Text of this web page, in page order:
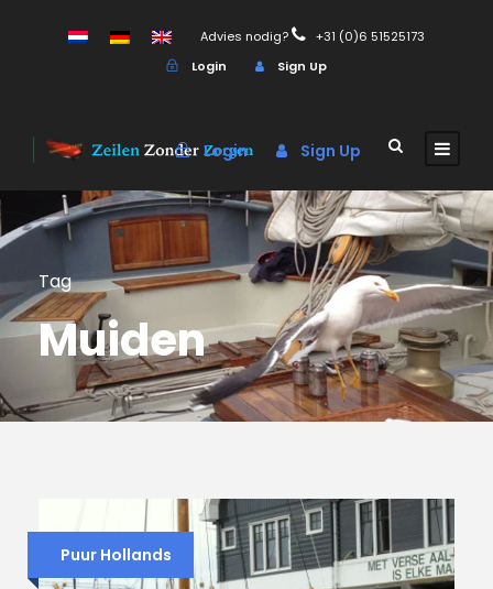
Advies nodig?
+31 (0)6 51525173
Login
Sign Up
Login Sign Up
Tag
Muiden
Puur Hollands